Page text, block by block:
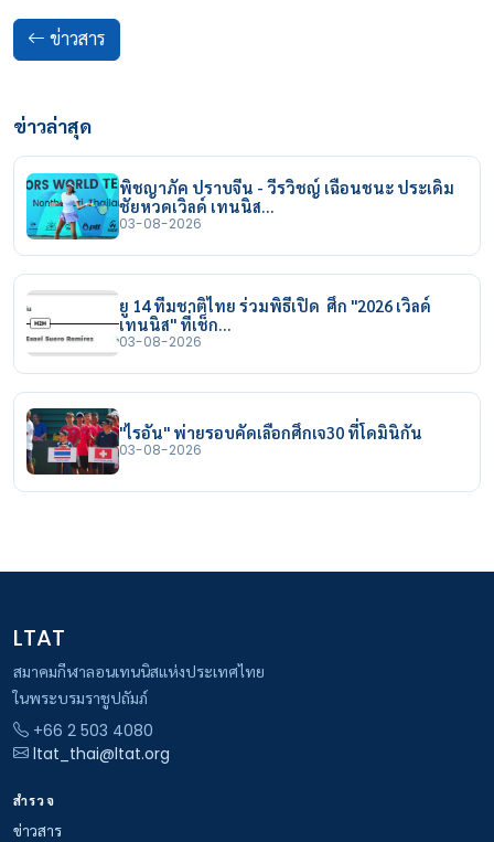
ข่าวสาร
ข่าวล่าสุด
พิชญาภัค ปราบจีน - วีรวิชญ์ เฉือนชนะ ประเดิม
ชัยหวดเวิลด์ เทนนิส…
03-08-2026
ยู 14 ทีมชาติไทย ร่วมพิธีเปิด ศึก "2026 เวิลด์
เทนนิส" ที่เช็ก…
03-08-2026
"ไรอัน" พ่ายรอบคัดเลือกศึกเจ30 ที่โดมินิกัน
03-08-2026
LTAT
สมาคมกีฬาลอนเทนนิสแห่งประเทศไทย
ในพระบรมราชูปถัมภ์
+66 2 503 4080
ltat_thai@ltat.org
สำรวจ
ข่าวสาร